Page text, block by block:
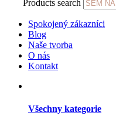
Products search
Spokojený zákazníci
Blog
Naše tvorba
O nás
Kontakt
Všechny kategorie